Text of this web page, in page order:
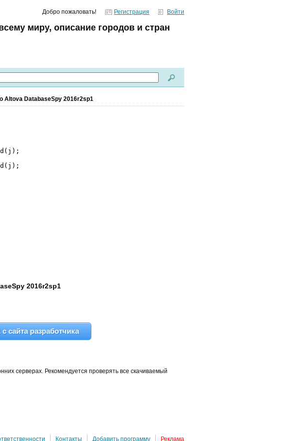
Добро пожаловать! Регистрация Войти
миру, описание городов и стран
Altova DatabaseSpy 2016r2sp1
2016r2sp1
сайта разработчика
серверах. Рекомендуется проверять все скачиваемый
Контакты Добавить программу Реклама